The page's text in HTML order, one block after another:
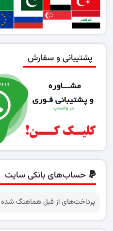
پشتیبانی و سفارش
حساب‌های بانکی سایت
پرداخت‌های از قبل هماهنگ شده